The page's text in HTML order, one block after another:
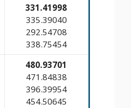
331.41998
335.39040
292.54708
338.75454
480.93701
471.84838
396.39954
454.50645